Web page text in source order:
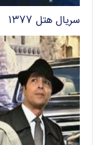
سریال هتل ۱۳۷۷